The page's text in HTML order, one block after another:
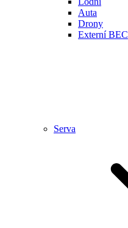
Auta
Drony
Externí BEC
Serva